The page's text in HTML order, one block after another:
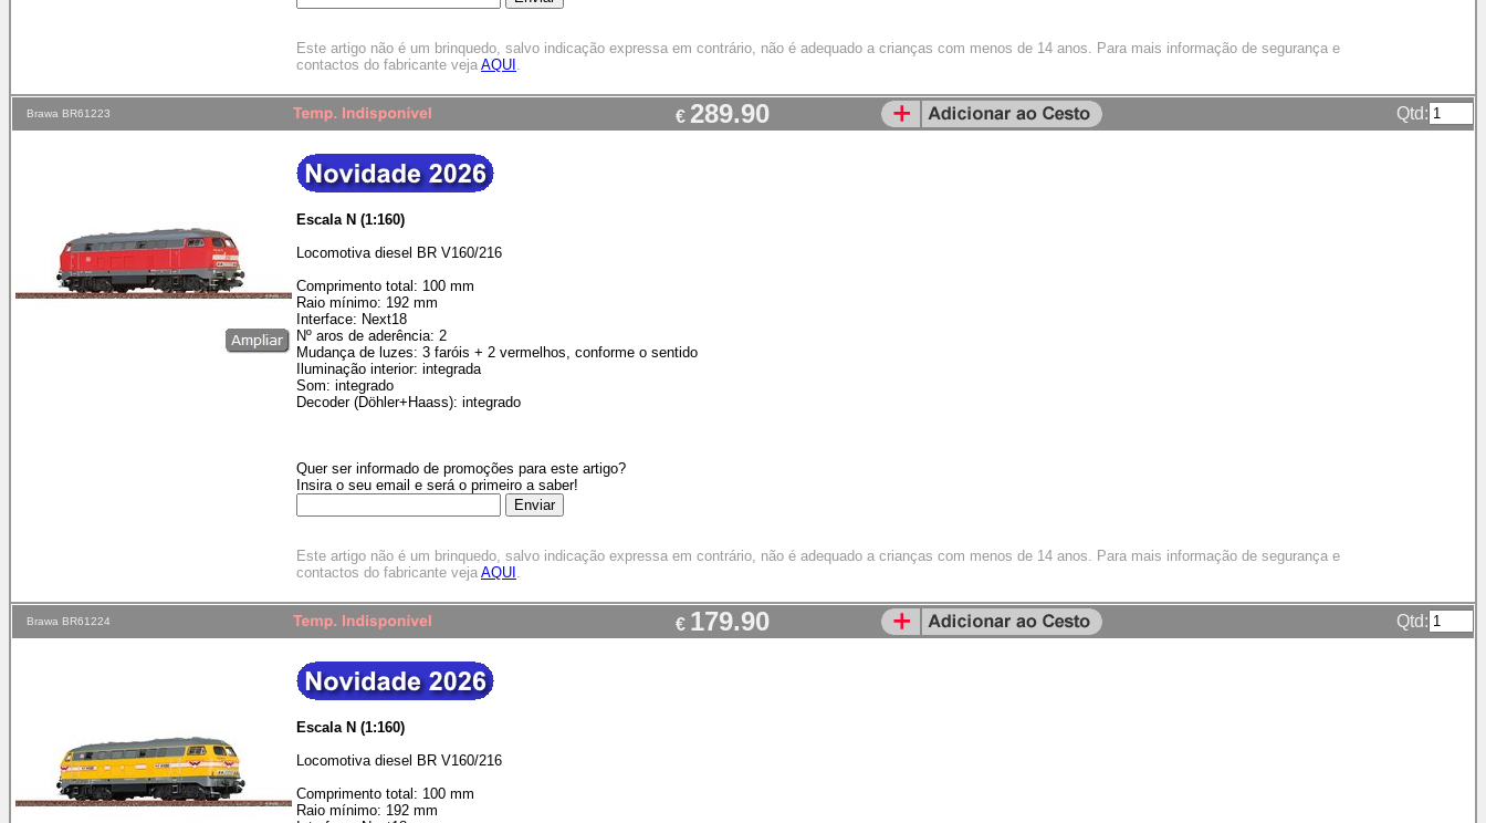
Este artigo não é um brinquedo, salvo indicação expressa em contrário, não é adequado a crianças com menos de 14 anos. Para mais informação de segurança e
contactos do fabricante veja AQUI .
Brawa BR61223 € 289.90 Qtd:
Escala N (1:160)
Locomotiva diesel BR V160/216
Comprimento total: 100 mm
Raio mínimo: 192 mm
Interface: Next18
Nº aros de aderência: 2
Mudança de luzes: 3 faróis + 2 vermelhos, conforme o sentido
Iluminação interior: integrada
Som: integrado
Decoder (Döhler+Haass): integrado
Quer ser informado de promoções para este artigo?
Insira o seu email e será o primeiro a saber!
Este artigo não é um brinquedo, salvo indicação expressa em contrário, não é adequado a crianças com menos de 14 anos. Para mais informação de segurança e
contactos do fabricante veja AQUI .
Brawa BR61224 € 179.90 Qtd:
Escala N (1:160)
Locomotiva diesel BR V160/216
Comprimento total: 100 mm
Raio mínimo: 192 mm